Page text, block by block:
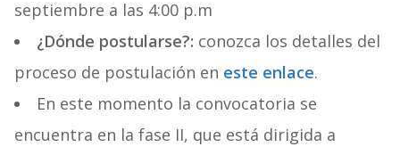
septiembre a las 4:00 p.m
¿Dónde postularse?: conozca los detalles del
proceso de postulación en este enlace.
En este momento la convocatoria se
encuentra en la fase II, que está dirigida a